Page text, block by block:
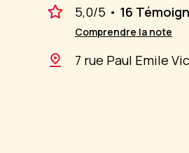
5,0/5 • 16
Comprendre la note
7 rue Paul Emile